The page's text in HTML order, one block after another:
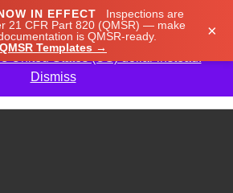
IN EFFECT
Inspections are
21 CFR Part 820 (QMSR) — make
is QMSR-ready.
Templates →
×
from Japan. We've updated
yen for your shopping
United States (US) dollar instead.
Dismiss